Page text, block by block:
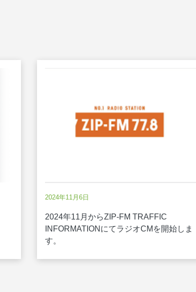
2024年11月6日
2024年11月からZIP-FM TRAFFIC
INFORMATIONにてラジオCMを開始しま
す。